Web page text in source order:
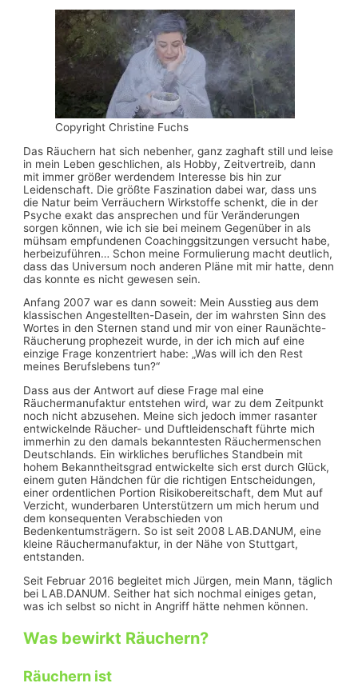
Copyright Christine Fuchs
Das Räuchern hat sich nebenher, ganz zaghaft still und leise
in mein Leben geschlichen, als Hobby, Zeitvertreib, dann
mit immer größer werdendem Interesse bis hin zur
Leidenschaft. Die größte Faszination dabei war, dass uns
die Natur beim Verräuchern Wirkstoffe schenkt, die in der
Psyche exakt das ansprechen und für Veränderungen
sorgen können, wie ich sie bei meinem Gegenüber in als
mühsam empfundenen Coachinggsitzungen versucht habe,
herbeizuführen… Schon meine Formulierung macht deutlich,
dass das Universum noch anderen Pläne mit mir hatte, denn
das konnte es nicht gewesen sein.
Anfang 2007 war es dann soweit: Mein Ausstieg aus dem
klassischen Angestellten-Dasein, der im wahrsten Sinn des
Wortes in den Sternen stand und mir von einer Raunächte-
Räucherung prophezeit wurde, in der ich mich auf eine
einzige Frage konzentriert habe: „Was will ich den Rest
meines Berufslebens tun?“
Dass aus der Antwort auf diese Frage mal eine
Räuchermanufaktur entstehen wird, war zu dem Zeitpunkt
noch nicht abzusehen. Meine sich jedoch immer rasanter
entwickelnde Räucher- und Duftleidenschaft führte mich
immerhin zu den damals bekanntesten Räuchermenschen
Deutschlands. Ein wirkliches berufliches Standbein mit
hohem Bekanntheitsgrad entwickelte sich erst durch Glück,
einem guten Händchen für die richtigen Entscheidungen,
einer ordentlichen Portion Risikobereitschaft, dem Mut auf
Verzicht, wunderbaren Unterstützern um mich herum und
dem konsequenten Verabschieden von
Bedenkentumsträgern. So ist seit 2008 LAB.DANUM, eine
kleine Räuchermanufaktur, in der Nähe von Stuttgart,
entstanden.
Seit Februar 2016 begleitet mich Jürgen, mein Mann, täglich
bei LAB.DANUM. Seither hat sich nochmal einiges getan,
was ich selbst so nicht in Angriff hätte nehmen können.
Was bewirkt Räuchern?
Räuchern ist